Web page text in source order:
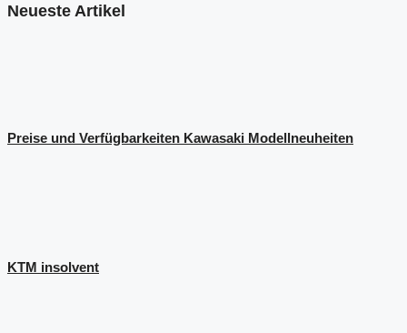
Neueste Artikel
Preise und Verfügbarkeiten Kawasaki Modellneuheiten
KTM insolvent